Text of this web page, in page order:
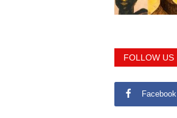
FOLLOW US
Facebook